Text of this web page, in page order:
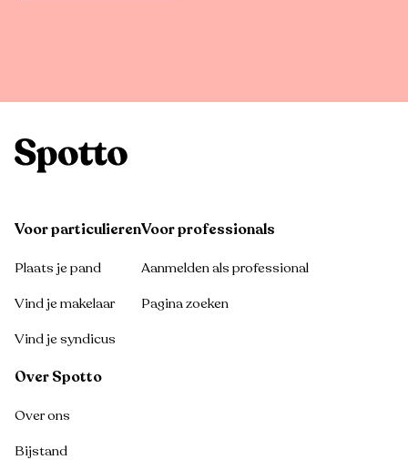
Voor particulieren
Plaats je pand
Vind je makelaar
Vind je syndicus
Voor professionals
Aanmelden als professional
Pagina zoeken
Over Spotto
Over ons
Bijstand